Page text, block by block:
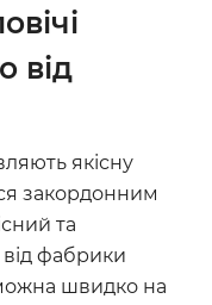
від
якісну
закордонним
та
від фабрики
швидко на